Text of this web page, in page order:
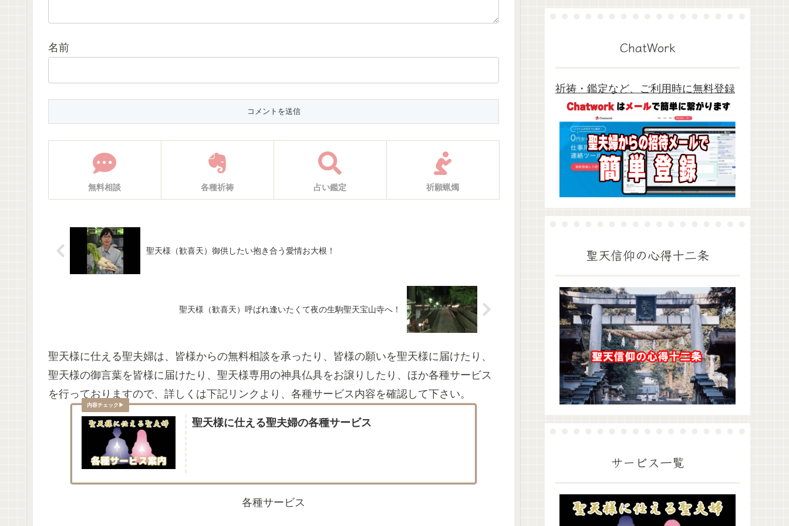
名前
無料相談 各種祈祷 占い鑑定 祈願蝋燭
聖天様（歓喜天）御供したい抱き合う愛情お大根！
聖天様（歓喜天）呼ばれ逢いたくて夜の生駒聖天宝山寺へ！
聖天様に仕える聖夫婦は、皆様からの無料相談を承ったり、皆様の願いを聖天様に届けたり、
聖天様の御言葉を皆様に届けたり、聖天様専用の神具仏具をお譲りしたり、ほか各種サービス
を行っておりますので、詳しくは下記リンクより、各種サービス内容を確認して下さい。
聖天様に仕える聖夫婦の各種サービス
各種サービス
ChatWork
祈祷・鑑定など、ご利用時に無料登録
聖天信仰の心得十二条
サービス一覧